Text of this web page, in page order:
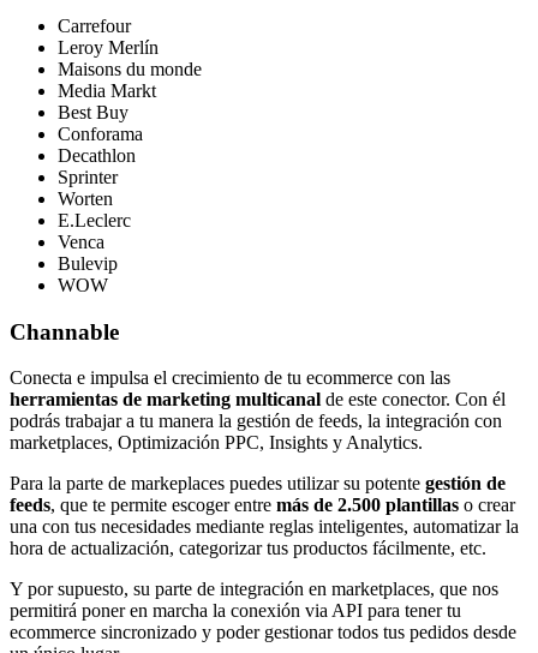
Carrefour
Leroy Merlín
Maisons du monde
Media Markt
Best Buy
Conforama
Decathlon
Sprinter
Worten
E.Leclerc
Venca
Bulevip
WOW
Channable
Conecta e impulsa el crecimiento de tu ecommerce con las
herramientas de marketing multicanal de este conector. Con él
podrás trabajar a tu manera la gestión de feeds, la integración con
marketplaces, Optimización PPC, Insights y Analytics.
Para la parte de markeplaces puedes utilizar su potente gestión de
feeds, que te permite escoger entre más de 2.500 plantillas o crear
una con tus necesidades mediante reglas inteligentes, automatizar la
hora de actualización, categorizar tus productos fácilmente, etc.
Y por supuesto, su parte de integración en marketplaces, que nos
permitirá poner en marcha la conexión via API para tener tu
ecommerce sincronizado y poder gestionar todos tus pedidos desde